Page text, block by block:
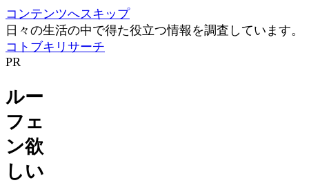
コンテンツへスキップ
日々の生活の中で得た役立つ情報を調査しています。
コトブキリサーチ
PR
ルー
フェ
ン欲
しい